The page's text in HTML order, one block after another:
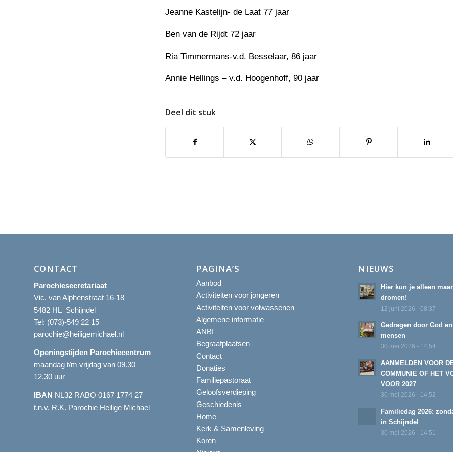
Jeanne Kastelijn- de Laat 77 jaar
Ben van de Rijdt 72 jaar
Ria Timmermans-v.d. Besselaar, 86 jaar
Annie Hellings – v.d. Hoogenhoff, 90 jaar
Deel dit stuk
CONTACT
Parochiesecretariaat
Vic. van Alphenstraat 16-18
5482 HL Schijndel
Tel: (073)-549 22 15
parochie@heiligemichael.nl
Openingstijden Parochiecentrum
maandag t/m vrijdag van 09.30 –
12.30 uur
IBAN NL32 RABO 0167 1774 27
t.n.v. R.K. Parochie Heilige Michael
PAGINA’S
Aanbod
Activiteiten voor jongeren
Activiteiten voor volwassenen
Algemene informatie
ANBI
Begraafplaatsen
Contact
Donaties
Familiepastoraat
Geloofsverdieping
Geschiedenis
Home
Kerk & Samenleving
Koren
NIEUWS
Hier kun je alleen
dromen!
12 juni 2026 - 08:37
Gedragen door God
mensen
30 mei 2026 - 14:54
AANMELDEN VOOR
COMMUNIE OF HET
VOOR 2027
30 mei 2026 - 14:52
Familiedag 2026:
in Schijndel
30 mei 2026 - 14:51